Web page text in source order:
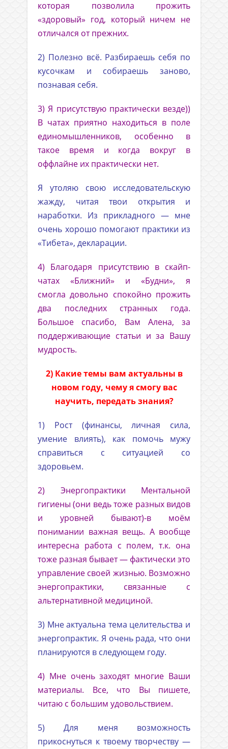
которая позволила прожить
«здоровый» год, который ничем не
отличался от прежних.
2) Полезно всё. Разбираешь себя по
кусочкам и собираешь заново,
познавая себя.
3) Я присутствую практически везде))
В чатах приятно находиться в поле
единомышленников, особенно в
такое время и когда вокруг в
оффлайне их практически нет.
Я утоляю свою исследовательскую
жажду, читая твои открытия и
наработки. Из прикладного — мне
очень хорошо помогают практики из
«Тибета», декларации.
4) Благодаря присутствию в скайп-
чатах «Ближний» и «Будни», я
смогла довольно спокойно прожить
два последних странных года.
Большое спасибо, Вам Алена, за
поддерживающие статьи и за Вашу
мудрость.
2) Какие темы вам актуальны в
новом году, чему я смогу вас
научить, передать знания?
1) Рост (финансы, личная сила,
умение влиять), как помочь мужу
справиться с ситуацией со
здоровьем.
2) Энергопрактики Ментальной
гигиены (они ведь тоже разных видов
и уровней бывают)-в моём
понимании важная вещь. А вообще
интересна работа с полем, т.к. она
тоже разная бывает — фактически это
управление своей жизнью. Возможно
энергопрактики, связанные с
альтернативной медициной.
3) Мне актуальна тема целительства и
энергопрактик. Я очень рада, что они
планируются в следующем году.
4) Мне очень заходят многие Ваши
материалы. Все, что Вы пишете,
читаю с большим удовольствием.
5) Для меня возможность
прикоснуться к твоему творчеству —